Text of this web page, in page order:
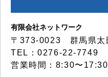
有限会社ネットワーク
〒373-0023 群馬県太
TEL：0276-22-7749
営業時間：8:30〜17:30